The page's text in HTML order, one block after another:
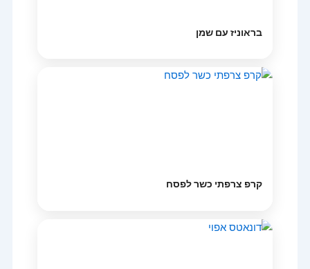
בראוניז עם שמן
קרפ צרפתי כשר לפסח